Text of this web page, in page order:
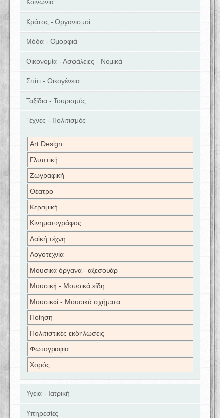
Κοινωνία
Κράτος - Οργανισμοί
Μόδα - Ομορφιά
Οικονομία - Ασφάλειες - Νομικά
Σπίτι - Οικογένεια
Ταξίδια - Τουρισμός
Τέχνες - Πολιτισμός
Art Design
Γλυπτική
Ζωγραφική
Θέατρο
Κεραμική
Κινηματογράφος
Λαϊκή τέχνη
Λογοτεχνία
Μουσικά όργανα - αξεσουάρ
Μουσική - Μουσικά είδη
Μουσικοί - Μουσικά σχήματα
Ποίηση
Πολιτιστικές εκδηλώσεις
Φωτογραφία
Χορός
Υγεία - Ιατρική
Υπηρεσίες